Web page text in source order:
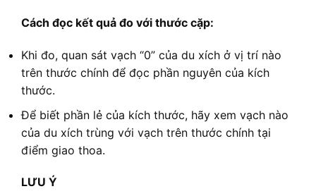
Cách đọc kết quả đo với thước cặp:
Khi đo, quan sát vạch “0” của du xích ở vị trí nào
trên thước chính để đọc phần nguyên của kích
thước.
Để biết phần lẻ của kích thước, hãy xem vạch nào
của du xích trùng với vạch trên thước chính tại
điểm giao thoa.
LƯU Ý